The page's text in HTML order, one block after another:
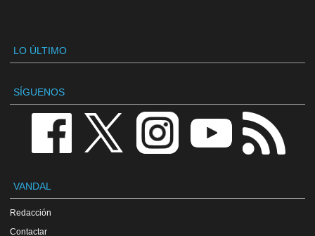
LO ÚLTIMO
SÍGUENOS
VANDAL
Redacción
Contactar